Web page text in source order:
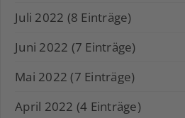
Juli 2022 (8 Einträge)
Juni 2022 (7 Einträge)
Mai 2022 (7 Einträge)
April 2022 (4 Einträge)